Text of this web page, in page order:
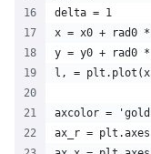
delta = 1
x = x0 + rad0
y = y0 + rad0
l, =
axcolor =
ax_r =